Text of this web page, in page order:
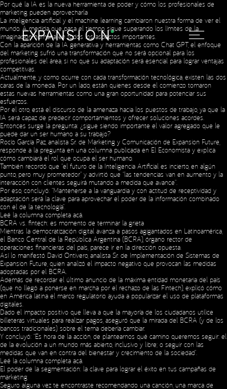
Por qué la IA es la nueva herramienta de poder y cómo los profesionales de
marketing pueden aprovecharla
La inteligencia artificial y el machine learning cambiaron nuestra forma de ver el
mundo. A medida que pasa el tiempo, sigue superando los límites de la
imaginación humana en todos los aspectos importantes.
Con la aparición de la IA generativa y herramientas como Chat GPT, el enfoque
del marketing sufrió una transformación que no será opcional para los
profesionales del área, si no que su adaptación será esencial para lograr ventajas
competitivas.
Actualmente, y como ocurre con cada transformación tecnológica, existen las dos
caras de la moneda. Por un lado, están quienes desde el comienzo tomaron
estas nuevas herramientas como una gran oportunidad para potenciar sus
esfuerzos.
Por el otro, está el discurso de la amenaza hacia los puestos de trabajo, ya que la
IA será capaz de predecir comportamientos y ofrecer soluciones acordes.
Entonces surge la pregunta: ¿sigue siendo importante el valor agregado que le
puede dar un ser humano a su trabajo?
Rocío García Paz, analista Sr. de Marketing y Comunicación de Expansion Future,
responde a la pregunta en una columna publicada en El Economista y explica
cómo cambiará el rol que ocupa el ser humano.
También recordó que “el futuro de la Inteligencia Artificial es incierto, en algún
punto, pero muy prometedor” y advirtió que “las tendencias van en aumento y la
interacción con clientes seguirá mutando a medida que avance”.
Por eso, concluyó: “Mantenerse a la vanguardia y con actitud de receptividad y
adaptación será la clave para aprovechar el poder de la información combinado
con el de la tecnología”.
Leé la columna completa acá
BCRA vs. fintech: es momento de terminar la grieta
Mientras la democratización digital avanza a pasos agigantados en Latinoamérica,
el Banco Central de la República Argentina (BCRA), órgano rector de
operaciones financieras del país, parece ir en la dirección opuesta.
Así lo manifestó David Ontivero, analista Sr. de Implementación de Sistemas de
Expansion Future, quien analizó el impacto negativo que provocan las medidas
adoptadas por el BCRA.
Además de recordar el último anuncio de la máxima entidad monetaria del país
(que no llegó a ponerse en marcha por el rechazo de las Fintech), explicó cómo
en América latina el marco regulatorio ayuda a popularizar el uso de plataformas
digitales.
Dado el impacto positivo que lleva a que la mayoría de los ciudadanos utilice
billeteras virtuales para realizar pagos, aseguró que la mirada del BCRA (y de los
bancos tradicionales) sobre el tema debería cambiar.
Y concluyó: “Es hora de la acción, de plantearnos qué camino queremos seguir: el
de la evolución a un mundo más abierto, inclusivo y libre; o seguir con las
medidas que van en contra del bienestar y crecimiento de la sociedad”.
Leé la columna completa acá
El poder de la segmentación: la clave para lograr el éxito en tus campañas de
marketing
Seguro alguna vez te encontraste recomendando una canción, una marca de